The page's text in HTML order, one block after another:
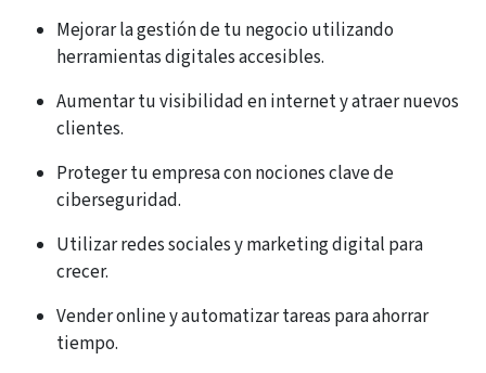
Mejorar la gestión de tu negocio utilizando
herramientas digitales accesibles.
Aumentar tu visibilidad en internet y atraer nuevos
clientes.
Proteger tu empresa con nociones clave de
ciberseguridad.
Utilizar redes sociales y marketing digital para
crecer.
Vender online y automatizar tareas para ahorrar
tiempo.